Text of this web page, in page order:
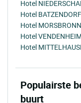
Hotel
Hotel BATZENDORF
Hotel
Hotel VENDENHEIM
Hotel
Populairste
buurt